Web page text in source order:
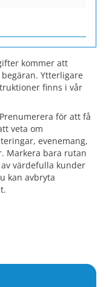
kommer att
Ytterligare
finns i vår
för att få
veta om
evenemang,
Markera bara rutan
värdefulla kunder
kan avbryta